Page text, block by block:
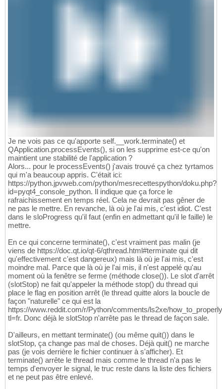
Je ne vois pas ce qu'apporte self.__work.terminate() et
QApplication.processEvents(), si on les supprime est-ce qu'on
maintient une stabilité de l'application ?
Alors... pour le processEvents() j'avais trouvé ça chez tyrtamos
qui m'a beaucoup appris. C'était ici:
https://python.jpvweb.com/python/mesrecettespython/doku.php?
id=pyqt4_console_python. Il indique que ça force le
rafraichissement en temps réel. Cela ne devrait pas gêner de
ne pas le mettre. En revanche, là où je l'ai mis, c'est idiot. C'est
dans le sloProgress qu'il faut (enfin en admettant qu'il le faille) le
mettre.
En ce qui concerne terminate(), c'est vraiment pas malin (je
viens de https://doc.qt.io/qt-6/qthread.html#terminate qui dit
qu'effectivement c'est dangereux) mais là où je l'ai mis, c'est
moindre mal. Parce que là où je l'ai mis, il n'est appelé qu'au
moment où la fenêtre se ferme (méthode close()). Le slot d'arrêt
(slotStop) ne fait qu'appeler la méthode stop() du thread qui
place le flag en position arrêt (le thread quitte alors la boucle de
façon "naturelle" ce qui est la
https://www.reddit.com/r/Python/comments/ls2xe/
tl=fr. Donc déjà le slotStop n'arrête pas le thread de façon sale.
D'ailleurs, en mettant terminate() (ou même quit()) dans le
slotStop, ça change pas mal de choses. Déjà quit() ne marche
pas (je vois derrière le fichier continuer à s'afficher). Et
terminate() arrête le thread mais comme le thread n'a pas le
temps d'envoyer le signal, le truc reste dans la liste des fichiers
et ne peut pas être enlevé.